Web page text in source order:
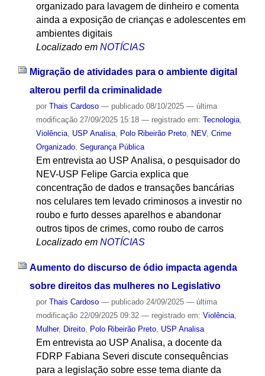
organizado para lavagem de dinheiro e comenta
ainda a exposição de crianças e adolescentes em
ambientes digitais
Localizado em NOTÍCIAS
Migração de atividades para o ambiente digital
alterou perfil da criminalidade
por Thais Cardoso — publicado08/10/2025 — última
modificação27/09/2025 15:18 — registrado em: Tecnologia,
Violência, USP Analisa, Polo Ribeirão Preto, NEV, Crime
Organizado, Segurança Pública
Em entrevista ao USP Analisa, o pesquisador do
NEV-USP Felipe Garcia explica que
concentração de dados e transações bancárias
nos celulares tem levado criminosos a investir no
roubo e furto desses aparelhos e abandonar
outros tipos de crimes, como roubo de carros
Localizado em NOTÍCIAS
Aumento do discurso de ódio impacta agenda
sobre direitos das mulheres no Legislativo
por Thais Cardoso — publicado24/09/2025 — última
modificação22/09/2025 09:32 — registrado em: Violência,
Mulher, Direito, Polo Ribeirão Preto, USP Analisa
Em entrevista ao USP Analisa, a docente da
FDRP Fabiana Severi discute consequências
para a legislação sobre esse tema diante da